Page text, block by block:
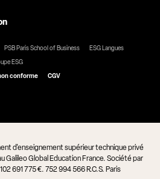
PSB Paris School of Business
ESG Langues
ESG
conforme CGV
d'enseignement supérieur technique privé
Galileo Global Education France. Société par
691 775 €. 752 994 566 R.C.S. Paris